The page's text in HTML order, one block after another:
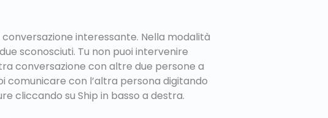
interessante. Nella modalità
sconosciuti. Tu non puoi intervenire
conversazione con altre due persone a
comunicare con l’altra persona digitando
cliccando su Ship in basso a destra.